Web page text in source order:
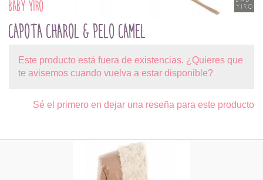
BABY YIRO
CAPOTA CHAROL & PELO CAMEL
Este producto está fuera de existencias. ¿Quieres que
te avisemos cuando vuelva a estar disponible?
Sé el primero en dejar una reseña para este producto